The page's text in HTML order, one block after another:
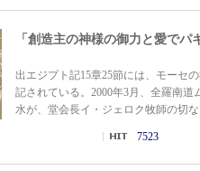
「創造主の神様の御力と愛でパ
出エジプト記15章25節には、モーセ
記されている。2000年3月、全羅南
水が、堂会長イ・ジェロク牧師の切
7523